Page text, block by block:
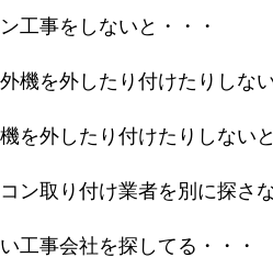
工事をしないと・・・
機を外したり付けたりしな
を外したり付けたりしない
ン取り付け業者を別に探さ
工事会社を探してる・・・